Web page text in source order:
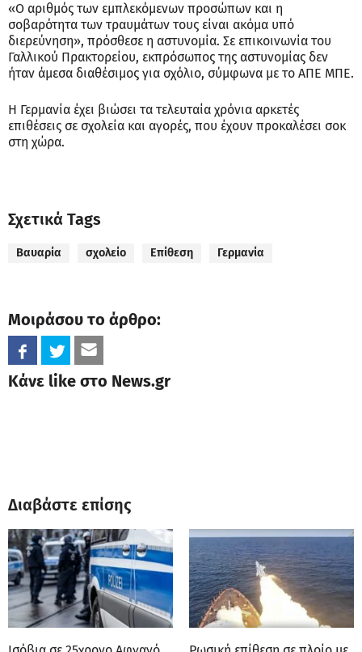
«Ο αριθμός των εμπλεκόμενων προσώπων και η
σοβαρότητα των τραυμάτων τους είναι ακόμα υπό
διερεύνηση», πρόσθεσε η αστυνομία. Σε επικοινωνία του
Γαλλικού Πρακτορείου, εκπρόσωπος της αστυνομίας δεν
ήταν άμεσα διαθέσιμος για σχόλιο, σύμφωνα με το ΑΠΕ ΜΠΕ.
Η Γερμανία έχει βιώσει τα τελευταία χρόνια αρκετές
επιθέσεις σε σχολεία και αγορές, που έχουν προκαλέσει σοκ
στη χώρα.
Σχετικά Tags
Βαυαρία σχολείο Επίθεση Γερμανία
Μοιράσου το άρθρο:
Κάνε like στο News.gr
Διαβάστε επίσης